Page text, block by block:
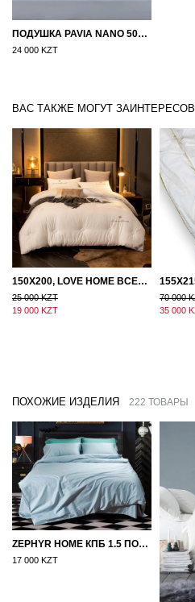
ПОДУШКА PAVIA NANO 50X70
24 000 KZT
ВАС ТАКЖЕ МОГУТ
150Х200, LOVE HOME ВСЕСЕЗОННОЕ ОДЕЯЛО ИЗ ХЛОПКА С НАПОЛНИТЕЛЕМ МИКРОГЕЛЬ
25 000 KZT
19 000 KZT
70 000
35 000
ПОХОЖИЕ ИЗДЕЛИЯ 222 ТОВАРЫ
ZEPHYR HOME КПБ 1.5 ПОЛУТОРКА ЕГИПЕТСКИЙ ХЛОПОК ОДНОТОННЫЙ ГОЛУБОЙ
17 000 KZT